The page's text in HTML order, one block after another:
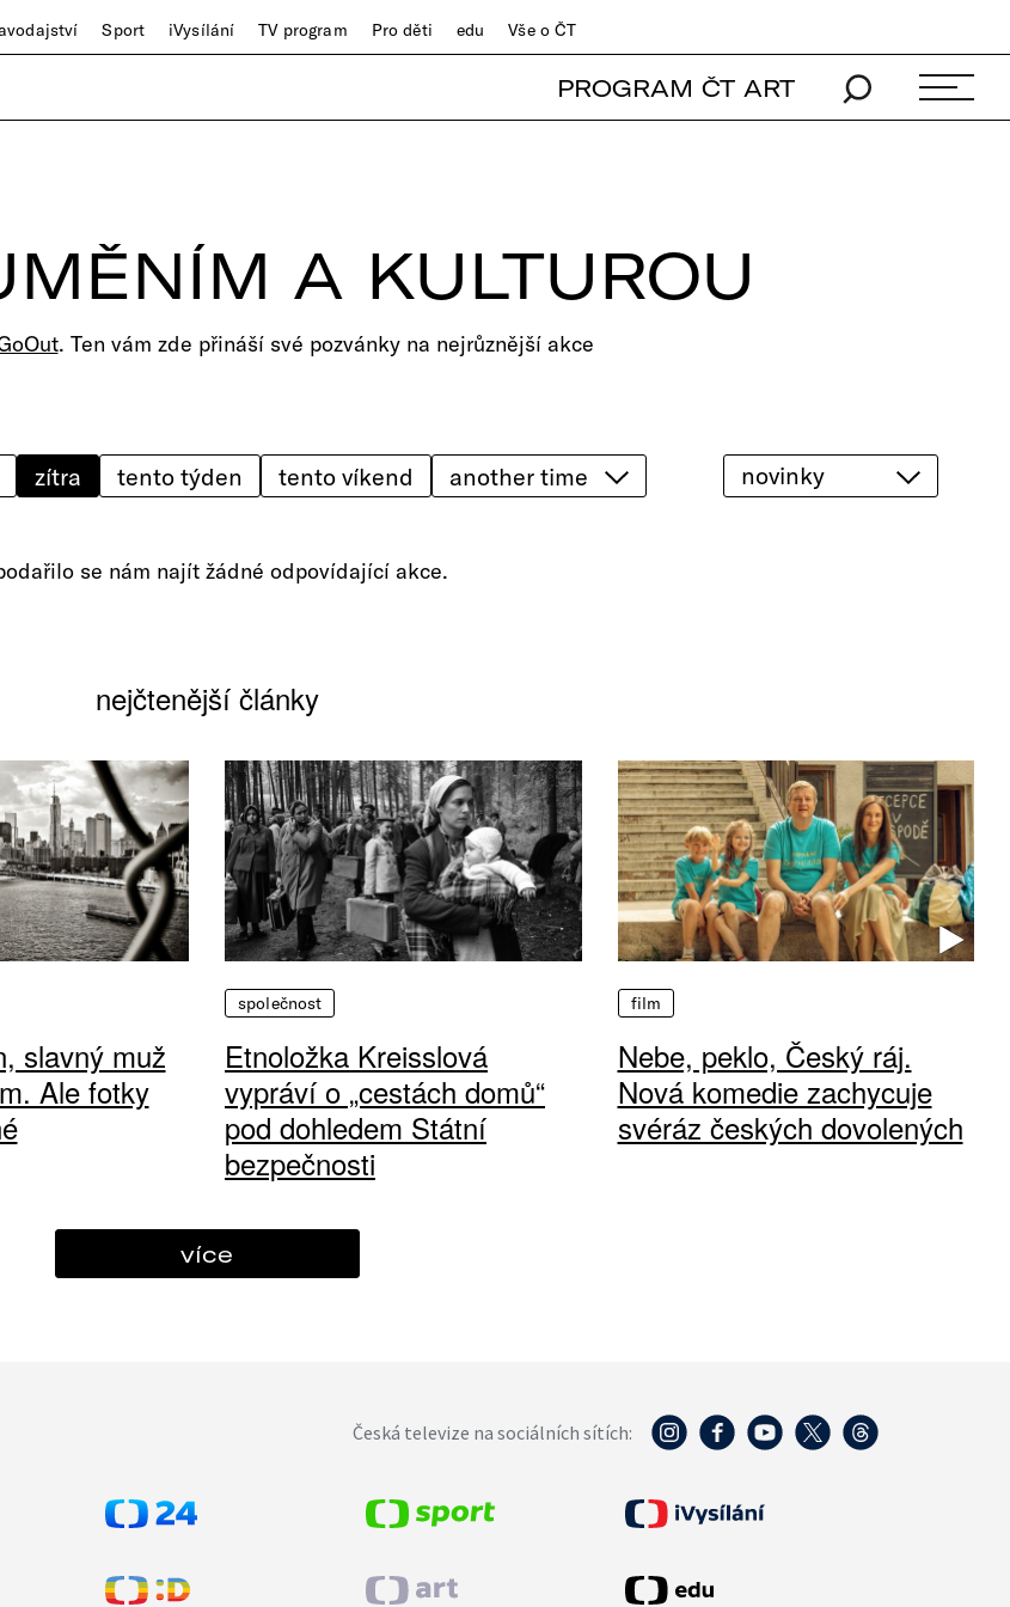
Sport iVysílání TV program Pro děti edu Vše o ČT
PROGRAM ČT ART
A KULTUROU
. Ten vám zde přináší své pozvánky na nejrůznější akce
zítra tento týden tento víkend novinky
se nám najít žádné odpovídající akce.
nejčtenější články
slavný muž
Ale fotky
společnost
Etnoložka Kreisslová
vypráví o „cestách domů“
pod dohledem Státní
bezpečnosti
film
Nebe, peklo, Český ráj.
Nová komedie zachycuje
svéráz českých dovolených
více
Česká televize na sociálních sítích: